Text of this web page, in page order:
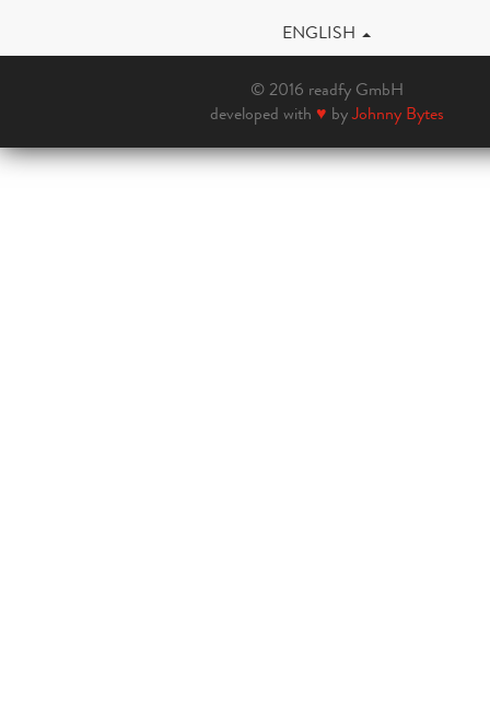
ENGLISH
© 2016 readfy GmbH
developed with ♥ byJohnny Bytes